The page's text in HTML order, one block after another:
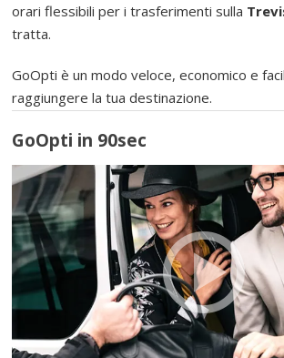
orari flessibili per i trasferimenti sulla
tratta.
GoOpti è un modo veloce, economico e
raggiungere la tua destinazione.
GoOpti in 90sec